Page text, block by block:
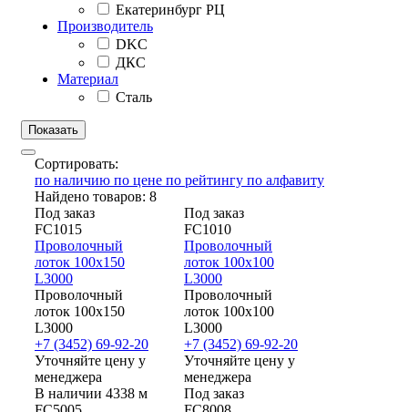
Екатеринбург РЦ
Производитель
DKC
ДКС
Материал
Сталь
Сортировать:
по наличию по цене по рейтингу по алфавиту
Найдено товаров: 8
Под заказ
FC1015
Проволочный
лоток 100х150
L3000
Проволочный
лоток 100х150
L3000
+7 (3452) 69-92-20
Уточняйте цену у
менеджера
Под заказ
FC1010
Проволочный
лоток 100х100
L3000
Проволочный
лоток 100х100
L3000
+7 (3452) 69-92-20
Уточняйте цену у
менеджера
В наличии 4338 м
Под заказ